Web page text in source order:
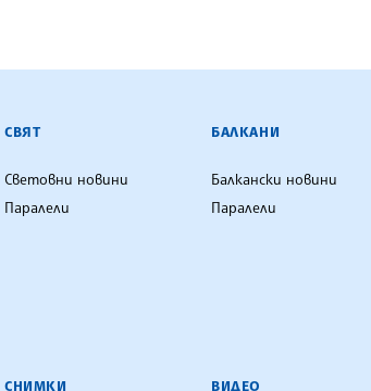
АГЕНЦИЯ
СВЯТ
Световни новини
Паралели
БАЛКАНИ
Балкански новини
Паралели
СНИМКИ ВИДЕО